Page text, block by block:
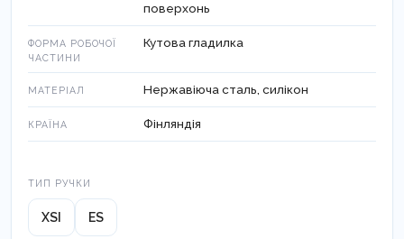
поверхонь
ФОРМА РОБОЧОЇ
ЧАСТИНИ
Кутова гладилка
МАТЕРІАЛ Нержавіюча сталь, силікон
КРАЇНА Фінляндія
ТИП РУЧКИ
XSI ES